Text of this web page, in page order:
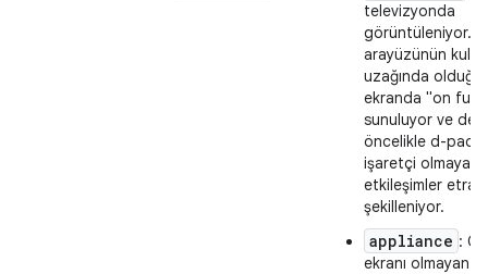
televizyonda
görüntüleniyor.
arayüzünün
uzağında
ekranda "on fut"
sunuluyor ve
öncelikle d-pad
işaretçi olmayan
etkileşimler
şekilleniyor.
appliance :
ekranı olmayan